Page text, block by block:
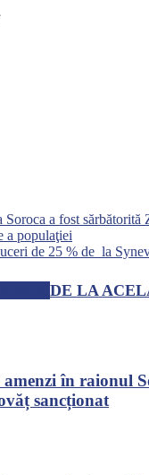
Soroca a fost
a populaţiei
de 25 % de la
DE LA
în raionul
sancționat